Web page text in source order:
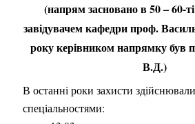
(напрям засновано в 50 – 60-
завідувачем кафедри проф.
року керівником напрямку був
В.Д.)
В останні роки захисти
спеціальностями: